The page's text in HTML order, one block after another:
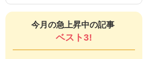
新ササカール（錠剤）
今月の急上昇中の記事
ベスト3!